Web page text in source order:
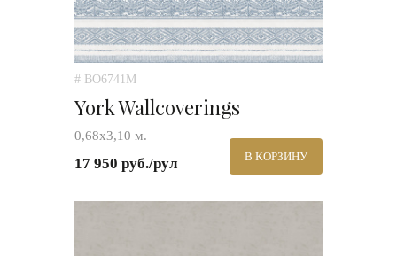
# BO6741M
York Wallcoverings
0,68x3,10 м.
17 950 руб./рул В КОРЗИНУ